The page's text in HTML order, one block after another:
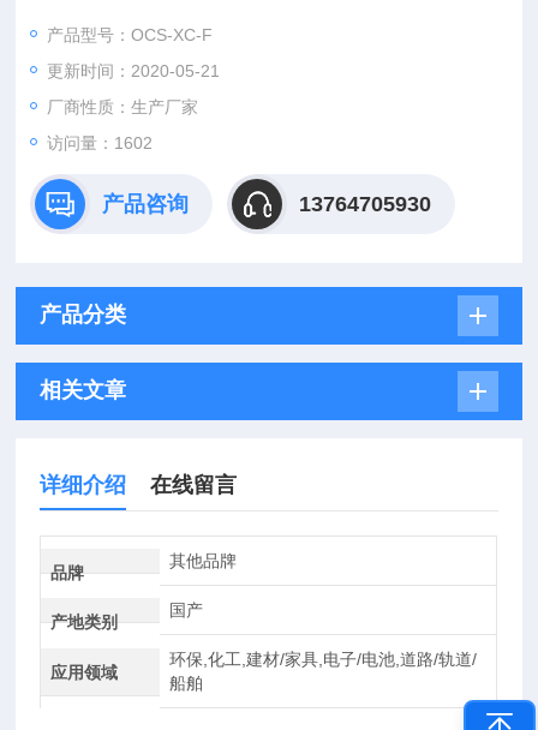
产品型号：OCS-XC-F
更新时间：2020-05-21
厂商性质：生产厂家
访问量：1602
产品咨询 13764705930
产品分类
相关文章
详细介绍 在线留言
品牌
其他品牌
产地类别
国产
应用领域
环保,化工,建材/家具,电子/电池,道路/轨道/
船舶